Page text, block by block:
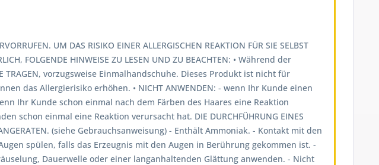
UM DAS RISIKO EINER ALLERGISCHEN REAKTION FÜR SIE SELBST
FOLGENDE HINWEISE ZU LESEN UND ZU BEACHTEN: • Während der
TRAGEN, vorzugsweise Einmalhandschuhe. Dieses Produkt ist nicht für
das Allergierisiko erhöhen. • NICHT ANWENDEN: - wenn Ihr Kunde einen
Ihr Kunde schon einmal nach dem Färben des Haares eine Reaktion
schon einmal eine Reaktion verursacht hat. DIE DURCHFÜHRUNG EINES
ANGERATEN. (siehe Gebrauchsanweisung) - Enthält Ammoniak. - Kontakt mit den
spülen, falls das Erzeugnis mit den Augen in Berührung gekommen ist. -
Dauerwelle oder einer langanhaltenden Glättung anwenden. - Nicht